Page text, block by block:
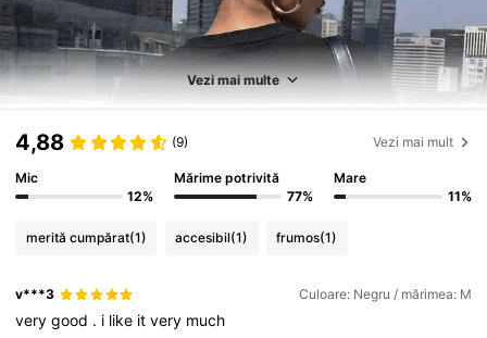
Vezi mai multe
4,88 (9) Vezi mai mult
Mic
12%
Mărime potrivită
77%
Mare
11%
merită cumpărat(1) accesibil(1) frumos(1)
v***3 Culoare: Negru / mărimea: M
verygood . i like itvery much